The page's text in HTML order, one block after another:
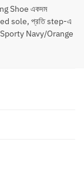
Shoe একদম
sole, প্রতি step-এ
Navy/Orange